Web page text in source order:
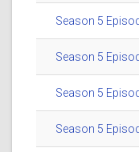
Season 5
Season 5
Season 5
Season 5